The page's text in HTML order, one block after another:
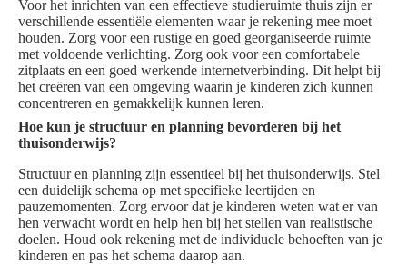
Voor het inrichten van een effectieve studieruimte thuis zijn er
verschillende essentiële elementen waar je rekening mee moet
houden. Zorg voor een rustige en goed georganiseerde ruimte
met voldoende verlichting. Zorg ook voor een comfortabele
zitplaats en een goed werkende internetverbinding. Dit helpt bij
het creëren van een omgeving waarin je kinderen zich kunnen
concentreren en gemakkelijk kunnen leren.
Hoe kun je structuur en planning bevorderen bij het
thuisonderwijs?
Structuur en planning zijn essentieel bij het thuisonderwijs. Stel
een duidelijk schema op met specifieke leertijden en
pauzemomenten. Zorg ervoor dat je kinderen weten wat er van
hen verwacht wordt en help hen bij het stellen van realistische
doelen. Houd ook rekening met de individuele behoeften van je
kinderen en pas het schema daarop aan.